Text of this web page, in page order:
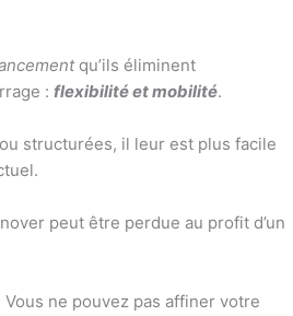
qu’ils éliminent
: flexibilité et mobilité.
structurées, il leur est plus facile
peut être perdue au profit d’un
ne pouvez pas affiner votre